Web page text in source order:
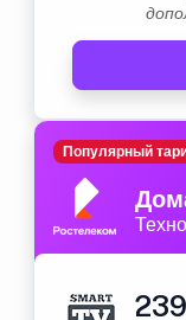
Популярный
239